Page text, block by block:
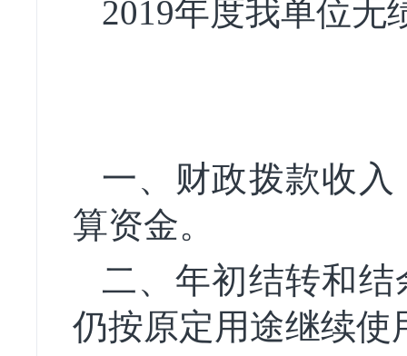
2019年度我单位无
一、财政拨款收入
算资金。
二、年初结转和结
仍按原定用途继续使